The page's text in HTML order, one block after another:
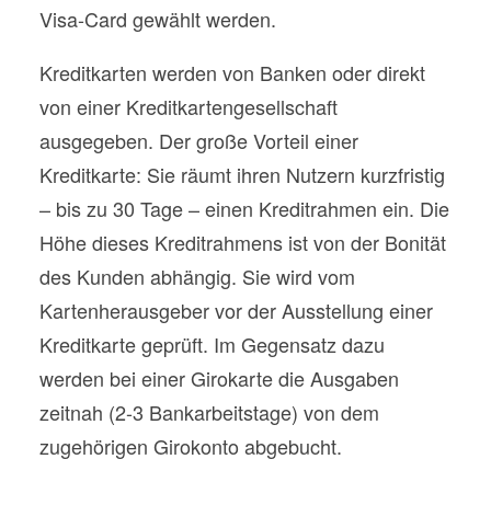
Visa-Card gewählt werden.
Kreditkarten werden von Banken oder direkt
von einer Kreditkartengesellschaft
ausgegeben. Der große Vorteil einer
Kreditkarte: Sie räumt ihren Nutzern kurzfristig
– bis zu 30 Tage – einen Kreditrahmen ein. Die
Höhe dieses Kreditrahmens ist von der Bonität
des Kunden abhängig. Sie wird vom
Kartenherausgeber vor der Ausstellung einer
Kreditkarte geprüft. Im Gegensatz dazu
werden bei einer Girokarte die Ausgaben
zeitnah (2-3 Bankarbeitstage) von dem
zugehörigen Girokonto abgebucht.